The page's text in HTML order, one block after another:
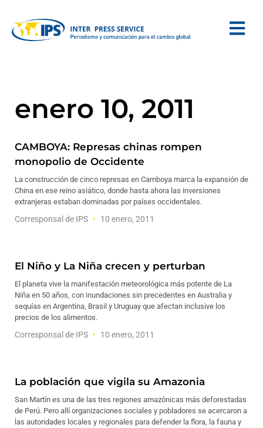
enero 10, 2011
CAMBOYA: Represas chinas rompen
monopolio de Occidente
La construcción de cinco represas en Camboya marca la expansión de
China en ese reino asiático, donde hasta ahora las inversiones
extranjeras estaban dominadas por países occidentales.
Corresponsal de IPS 10 enero, 2011
El Niño y La Niña crecen y perturban
El planeta vive la manifestación meteorológica más potente de La
Niña en 50 años, con inundaciones sin precedentes en Australia y
sequías en Argentina, Brasil y Uruguay que afectan inclusive los
precios de los alimentos.
Corresponsal de IPS 10 enero, 2011
La población que vigila su Amazonia
San Martín es una de las tres regiones amazónicas más deforestadas
de Perú. Pero allí organizaciones sociales y pobladores se acercaron a
las autoridades locales y regionales para defender la flora, la fauna y